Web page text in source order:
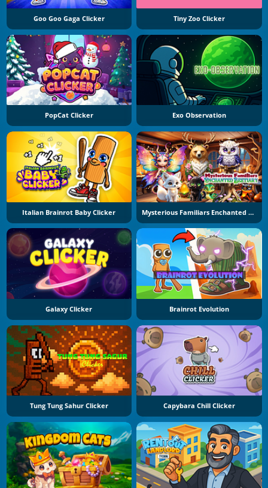
Goo Goo Gaga Clicker Tiny Zoo Clicker
PopCat Clicker Exo Observation
Italian Brainrot Baby Clicker Mysterious Familiars Enchanted Bestiary
Galaxy Clicker Brainrot Evolution
Tung Tung Sahur Clicker Capybara Chill Clicker